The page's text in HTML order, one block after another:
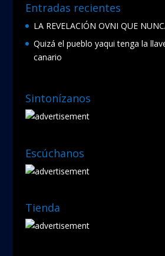
Entradas recientes
LA REVELACIÓN OVNI QUE
Quizá el pueblo yaqui tenga la
canario
Sintonízanos
Escúchanos
Tienda